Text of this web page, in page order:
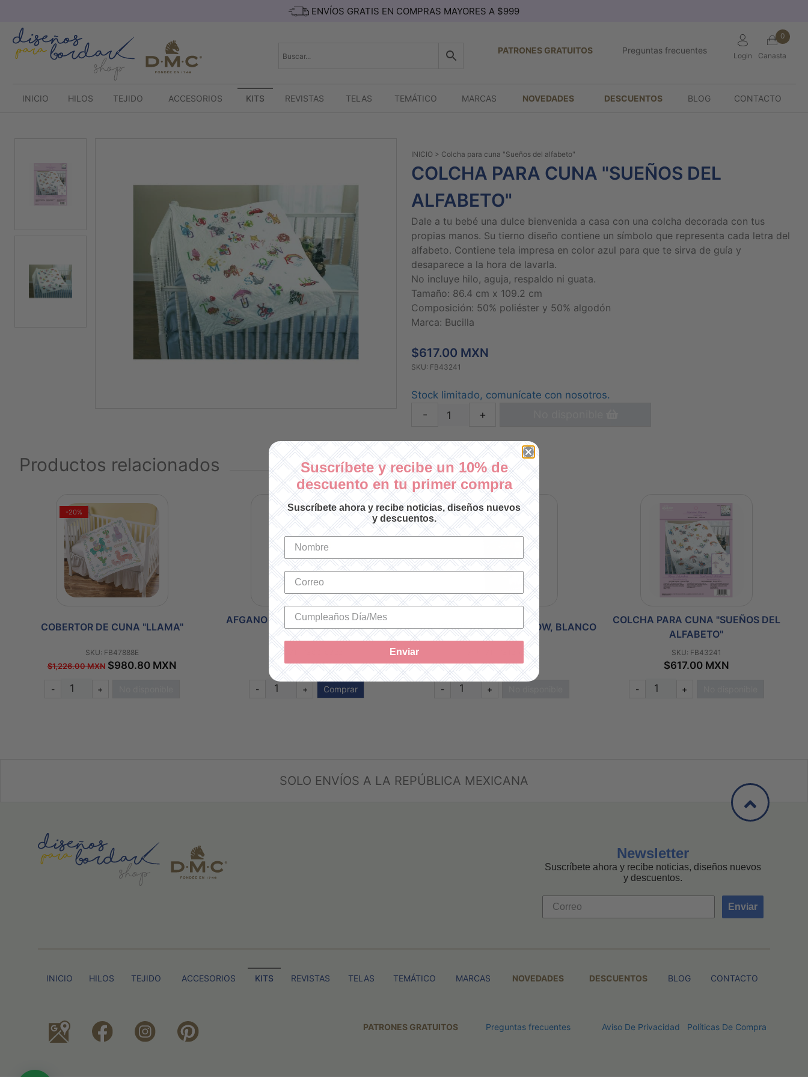
contenido
ENVÍOS GRATIS EN COMPRAS MAYORES A $999
PATRONES GRATUITOS Preguntas frecuentes
Login
0
Canasta
INICIO HILOS TEJIDO ACCESORIOS KITS REVISTAS TELAS TEMÁTICO MARCAS NOVEDADES DESCUENTOS BLOG CONTACTO
INICIO > Colcha para cuna "Sueños del alfabeto"
COLCHA PARA CUNA "SUEÑOS DEL
ALFABETO"
Dale a tu bebé una dulce bienvenida a casa con una colcha decorada con tus
propias manos. Su tierno diseño contiene un símbolo que representa cada letra del
alfabeto. Contiene tela impresa en color azul para que te sirva de guía y
desaparece a la hora de lavarla.
No incluye hilo, aguja, respaldo ni guata.
Tamaño: 86.4 cm x 109.2 cm
Composición: 50% poliéster y 50% algodón
Marca: Bucilla
$617.00 MXN
SKU: FB43241
Stock limitado, comunícate con nosotros.
- +
Productos relacionados
-20%
COBERTOR DE CUNA "LLAMA"
SKU: FB47888E
$1,226.00 MXN$980.80 MXN
- +
AFGANO NURSERY TIME, BLANCO
ANTIGUO
SKU: AF-7300-0322
$867.00 MXN
- + Comprar
AFGANO EVENWEAVE THROW, BLANCO
SKU: AF-7312-6750
$549.00 MXN
- +
COLCHA PARA CUNA "SUEÑOS DEL
ALFABETO"
SKU: FB43241
$617.00 MXN
- +
SOLO ENVÍOS A LA REPÚBLICA MEXICANA
Newsletter
Suscríbete ahora y recibe noticias, diseños nuevos
y descuentos.
Enviar
INICIO HILOS TEJIDO ACCESORIOS KITS REVISTAS TELAS TEMÁTICO MARCAS NOVEDADES DESCUENTOS BLOG CONTACTO
PATRONES GRATUITOS Preguntas frecuentes Aviso De Privacidad Políticas De Compra
Suscríbete y recibe un 10% de
descuento en tu primer compra
Suscríbete ahora y recibe noticias, diseños nuevos
y descuentos.
Enviar